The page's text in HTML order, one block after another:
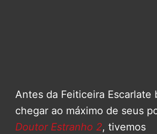
Antes da Feiticeira Escarlate
chegar ao máximo de seus
Doutor Estranho 2, tivemos